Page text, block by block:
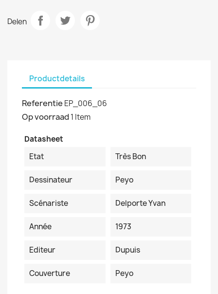
Delen
Productdetails
Referentie EP_006_06
Op voorraad 1 Item
Datasheet
Etat
Très Bon
Dessinateur Peyo
Scénariste Delporte Yvan
Année 1973
Editeur Dupuis
Couverture Peyo